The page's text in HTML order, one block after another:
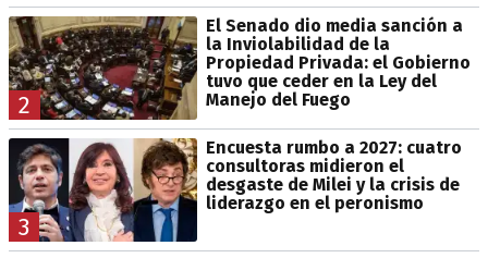
2
El Senado dio media sanción a
la Inviolabilidad de la
Propiedad Privada: el Gobierno
tuvo que ceder en la Ley del
Manejo del Fuego
3
Encuesta rumbo a 2027: cuatro
consultoras midieron el
desgaste de Milei y la crisis de
liderazgo en el peronismo